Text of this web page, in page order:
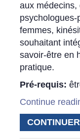
aux médecins,
femmes,
souhaitant
savoir-être en
pratique.
Pré-requis:
Continue